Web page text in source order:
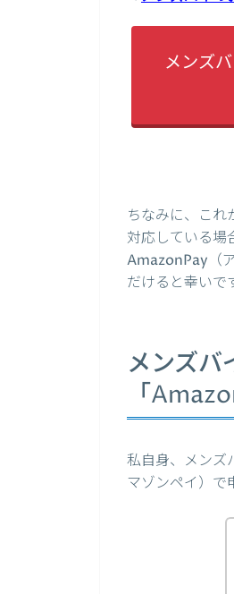
メンズ
ちなみに、こ
対応している場
AmazonPay（
だけると幸いで
メンズバ
「
私自身、メンズ
マゾンペイ）で